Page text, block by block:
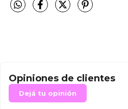
Opiniones de clientes
Dejá tu opinión